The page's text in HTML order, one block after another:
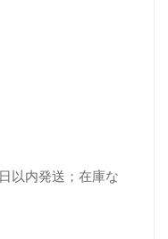
以内発送；在庫な